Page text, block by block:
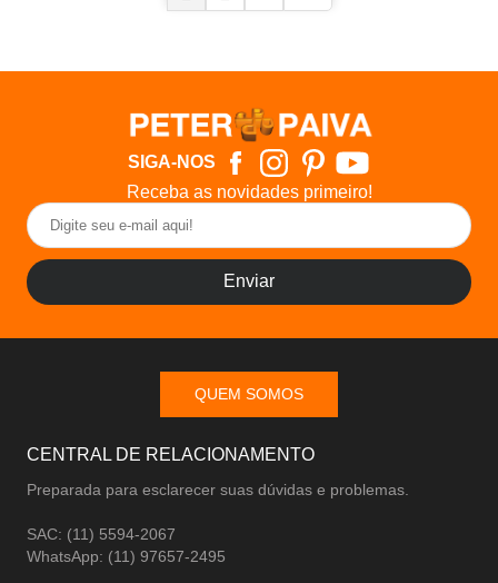
SIGA-NOS
Receba as novidades primeiro!
Enviar
QUEM SOMOS
CENTRAL DE RELACIONAMENTO
Preparada para esclarecer suas dúvidas e problemas.
SAC: (11) 5594-2067
WhatsApp: (11) 97657-2495